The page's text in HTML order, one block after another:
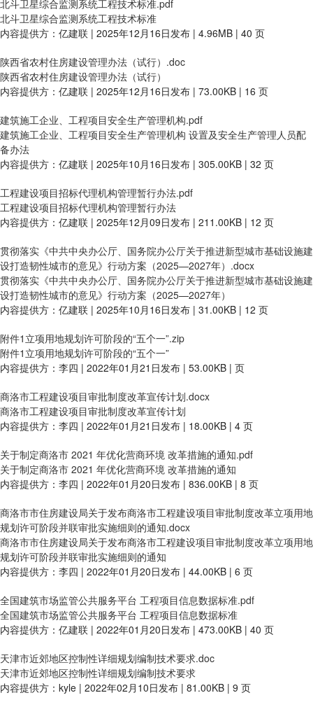
北斗卫星综合监测系统工程技术标准.pdf
北斗卫星综合监测系统工程技术标准
内容提供方：亿建联 | 2025年12月16日发布 | 4.96MB | 40 页
陕西省农村住房建设管理办法（试行）.doc
陕西省农村住房建设管理办法（试行）
内容提供方：亿建联 | 2025年12月16日发布 | 73.00KB | 16 页
建筑施工企业、工程项目安全生产管理机构.pdf
建筑施工企业、工程项目安全生产管理机构 设置及安全生产管理人员配
备办法
内容提供方：亿建联 | 2025年10月16日发布 | 305.00KB | 32 页
工程建设项目招标代理机构管理暂行办法.pdf
工程建设项目招标代理机构管理暂行办法
内容提供方：亿建联 | 2025年12月09日发布 | 211.00KB | 12 页
贯彻落实《中共中央办公厅、国务院办公厅关于推进新型城市基础设施建
设打造韧性城市的意见》行动方案（2025—2027年）.docx
贯彻落实《中共中央办公厅、国务院办公厅关于推进新型城市基础设施建
设打造韧性城市的意见》行动方案（2025—2027年）
内容提供方：亿建联 | 2025年10月16日发布 | 31.00KB | 12 页
附件1立项用地规划许可阶段的“五个一”.zip
附件1立项用地规划许可阶段的“五个一”
内容提供方：李四 | 2022年01月21日发布 | 53.00KB | 页
商洛市工程建设项目审批制度改革宣传计划.docx
商洛市工程建设项目审批制度改革宣传计划
内容提供方：李四 | 2022年01月21日发布 | 18.00KB | 4 页
关于制定商洛市 2021 年优化营商环境 改革措施的通知.pdf
关于制定商洛市 2021 年优化营商环境 改革措施的通知
内容提供方：李四 | 2022年01月20日发布 | 836.00KB | 8 页
商洛市市住房建设局关于发布商洛市工程建设项目审批制度改革立项用地
规划许可阶段并联审批实施细则的通知.docx
商洛市市住房建设局关于发布商洛市工程建设项目审批制度改革立项用地
规划许可阶段并联审批实施细则的通知
内容提供方：李四 | 2022年01月20日发布 | 44.00KB | 6 页
全国建筑市场监管公共服务平台 工程项目信息数据标准.pdf
全国建筑市场监管公共服务平台 工程项目信息数据标准
内容提供方：亿建联 | 2022年01月20日发布 | 473.00KB | 40 页
天津市近郊地区控制性详细规划编制技术要求.doc
天津市近郊地区控制性详细规划编制技术要求
内容提供方：kyle | 2022年02月10日发布 | 81.00KB | 9 页